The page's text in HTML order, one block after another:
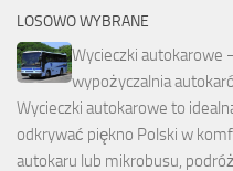
LOSOWO WYBRANE
Wycieczki autokarowe
wypożyczalnia
Wycieczki autokarowe to
odkrywać piękno Polski w
autokaru lub mikrobusu,